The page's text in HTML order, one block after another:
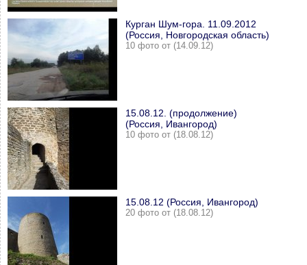
Курган Шум-гора. 11.09.2012
(Россия, Новгородская область)
10 фото от (14.09.12)
15.08.12. (продолжение)
(Россия, Ивангород)
10 фото от (18.08.12)
15.08.12 (Россия, Ивангород)
20 фото от (18.08.12)